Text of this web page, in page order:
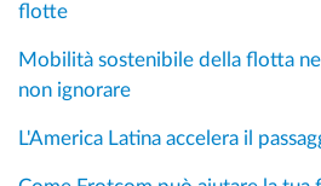
flotte
Mobilità sostenibile della flotta
non ignorare
L'America Latina accelera il